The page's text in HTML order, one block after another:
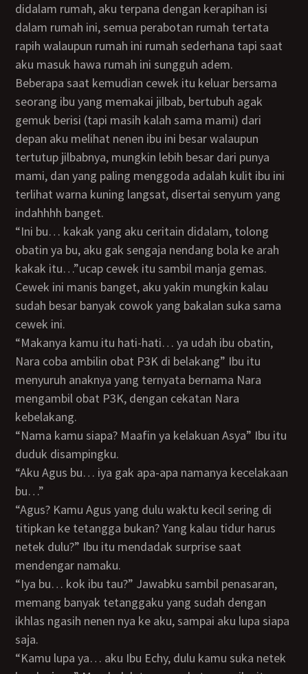
didalam rumah, aku terpana dengan kerapihan isi
dalam rumah ini, semua perabotan rumah tertata
rapih walaupun rumah ini rumah sederhana tapi saat
aku masuk hawa rumah ini sungguh adem.
Beberapa saat kemudian cewek itu keluar bersama
seorang ibu yang memakai jilbab, bertubuh agak
gemuk berisi (tapi masih kalah sama mami) dari
depan aku melihat nenen ibu ini besar walaupun
tertutup jilbabnya, mungkin lebih besar dari punya
mami, dan yang paling menggoda adalah kulit ibu ini
terlihat warna kuning langsat, disertai senyum yang
indahhhh banget.
“Ini bu… kakak yang aku ceritain didalam, tolong
obatin ya bu, aku gak sengaja nendang bola ke arah
kakak itu…”ucap cewek itu sambil manja gemas.
cewek ini manis banget, aku yakin mungkin kalau
sudah besar banyak cowok yang bakalan suka sama
cewek ini.
“Makanya kamu itu hati-hati… ya udah ibu obatin,
Nara coba ambilin obat P3K di belakang” Ibu itu
menyuruh anaknya yang ternyata bernama Nara
mengambil obat P3K, dengan cekatan Nara
kebelakang.
“Nama kamu siapa? Maafin ya kelakuan Asya” Ibu itu
duduk disampingku.
“Aku Agus bu… iya gak apa-apa namanya kecelakaan
bu…”
“Agus? Kamu Agus yang dulu waktu kecil sering di
titipkan ke tetangga bukan? Yang kalau tidur harus
netek dulu?” Ibu itu mendadak surprise saat
mendengar namaku.
“Iya bu… kok ibu tau?” Jawabku sambil penasaran,
memang banyak tetanggaku yang sudah dengan
ikhlas ngasih nenen nya ke aku, sampai aku lupa siapa
saja.
“Kamu lupa ya… aku Ibu Echy, dulu kamu suka netek